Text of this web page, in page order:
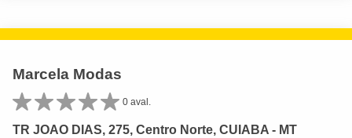
Marcela Modas
0 aval.
TR JOAO DIAS, 275, Centro Norte, CUIABA - MT